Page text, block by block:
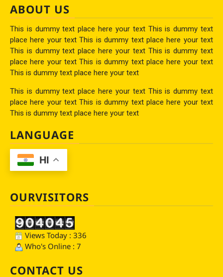
ABOUT US
This is dummy text place here your text This is dummy text
place here your text This is dummy text place here your text
This is dummy text place here your text This is dummy text
place here your text This is dummy text place here your text
This is dummy text place here your text
This is dummy text place here your text This is dummy text
place here your text This is dummy text place here your text
This is dummy text place here your text
LANGUAGE
HI
OURVISITORS
Views Today : 336
Who's Online : 7
CONTACT US